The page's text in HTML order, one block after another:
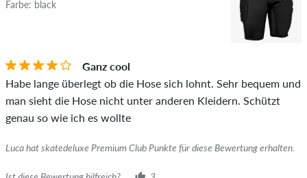
und Fremdwerbung enthalten, werden nicht veröffentlicht.
Die Sternebewertung des Artikels ist der Durchschnitt aller
Ob die Bewertung von einer Person stammt, die diesen
Artikel wirklich gekauft hat, erkennst du am grünen Haken
neben dem Namen mit dem Zusatz "Verifizierter Kauf". Bei
diesen Personen wurde der Kauf anhand ihrer Bestellungen
leider nicht garantieren, dass die Personen den Artikel
wirklich besitzen oder besessen haben.
Farbe: black
Ganz cool
Habe lange überlegt ob die Hose sich lohnt. Sehr bequem und
man sieht die Hose nicht unter anderen Kleidern. Schützt
genau so wie ich es wollte
Luca hat skatedeluxe Premium Club Punkte für diese Bewertung erhalten.